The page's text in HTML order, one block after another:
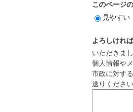
このページ
見やすい
よろしけれ
いただきま
個人情報や
市政に対す
送りください